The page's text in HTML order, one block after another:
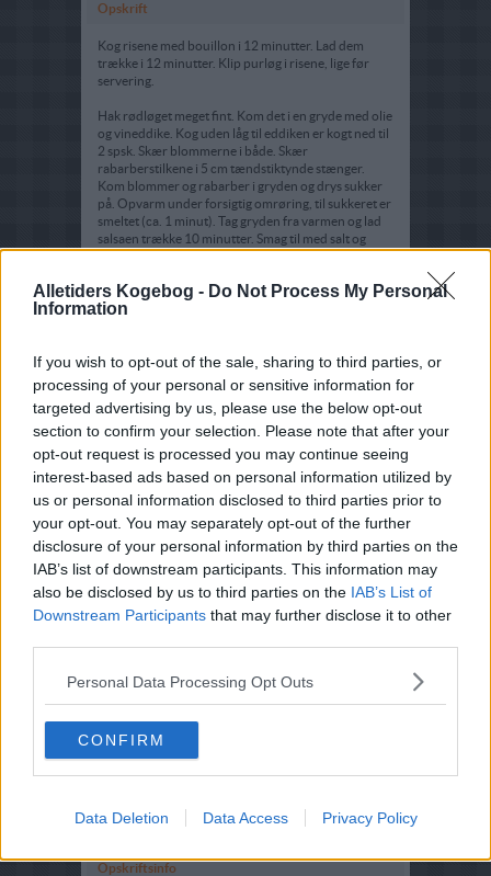
Alletiders Kogebog - Do Not Process My Personal
Information
If you wish to opt-out of the sale, sharing to third parties, or
processing of your personal or sensitive information for
targeted advertising by us, please use the below opt-out
section to confirm your selection. Please note that after your
opt-out request is processed you may continue seeing
interest-based ads based on personal information utilized by
us or personal information disclosed to third parties prior to
your opt-out. You may separately opt-out of the further
disclosure of your personal information by third parties on the
IAB’s list of downstream participants. This information may
also be disclosed by us to third parties on the IAB’s List of
Downstream Participants that may further disclose it to other
Personal Data Processing Opt Outs
CONFIRM
Data Deletion Data Access Privacy Policy
Opskrift
Kog risene med bouillon i 12 minutter. Lad dem
trække i 12 minutter. Klip purløg i risene, lige før
servering.
Hak rødløget meget fint. Kom det i en gryde med olie
og vineddike. Kog uden låg til eddiken er kogt ned til
2 spsk. Skær blommerne i både. Skær
rabarberstilkene i 5 cm tændstiktynde stænger.
Kom blommer og rabarber i gryden og drys sukker
på. Opvarm under forsigtig omrøring, til sukkeret er
smeltet (ca. 1 minut). Tag gryden fra varmen og lad
salsaen trække 10 minutter. Smag til med salt og
peber.
Dup bovsteakene tørre med køkkenrulle. Drys med
provencekrydderi og peber på begge sider. Pensl
flammer er døet ud. Grill dem i 4 - 5 minutter på hver
side afhængig af kødets tykkelse. Drys med salt. I
stedet for grill kan kødet steges på
grillpande/almindelig pande i ca. 6 min. på hver side.
Opskriftsinfo